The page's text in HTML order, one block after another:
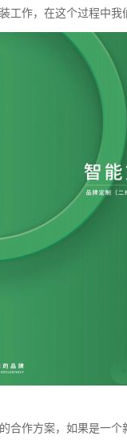
作，在这个过程中我
合作方案，如果是一